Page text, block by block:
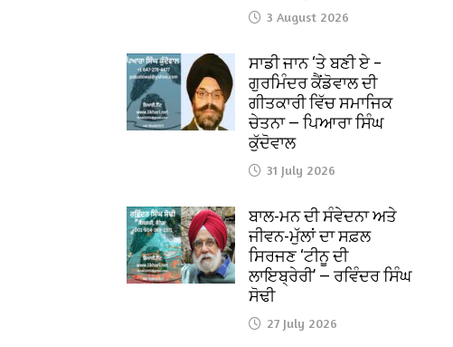
3 August 2026
ਸਾਡੀ ਜਾਨ ‘ਤੇ ਬਣੀ ਏ –
ਗੁਰਮਿੰਦਰ ਕੈਂਡੋਵਾਲ ਦੀ
ਗੀਤਕਾਰੀ ਵਿੱਚ ਸਮਾਜਿਕ
ਚੇਤਨਾ — ਪਿਆਰਾ ਸਿੰਘ
ਕੁੱਦੋਵਾਲ
31 July 2026
ਬਾਲ-ਮਨ ਦੀ ਸੰਵੇਦਨਾ ਅਤੇ
ਜੀਵਨ-ਮੁੱਲਾਂ ਦਾ ਸਫ਼ਲ
ਸਿਰਜਣ ‘ਟੀਨੂ ਦੀ
ਲਾਇਬ੍ਰੇਰੀ’ — ਰਵਿੰਦਰ ਸਿੰਘ
ਸੋਢੀ
27 July 2026